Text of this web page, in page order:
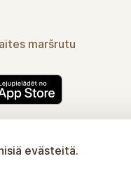
maršrutu
evästeitä.